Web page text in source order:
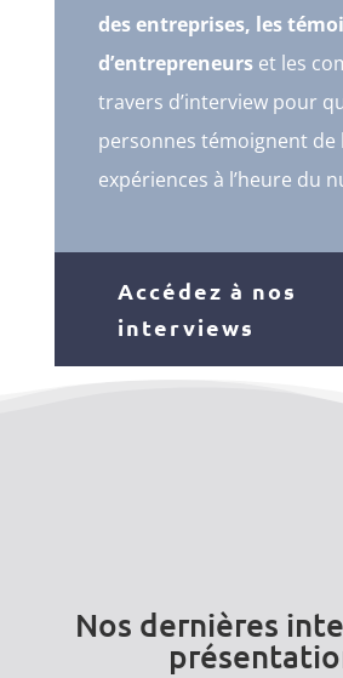
des entreprises, les
d’entrepreneurset les
travers d’interview pour
personnes témoignent de
expériences à l’heure du
Accédez à nos
interviews
Nos dernières